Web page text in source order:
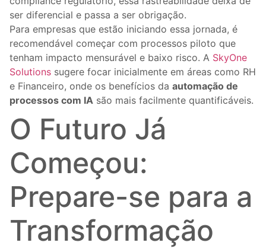
ser diferencial e passa a ser obrigação.
Para empresas que estão iniciando essa jornada, é
recomendável começar com processos piloto que
tenham impacto mensurável e baixo risco. A SkyOne
Solutions sugere focar inicialmente em áreas como RH
e Financeiro, onde os benefícios da automação de
processos com IA são mais facilmente quantificáveis.
O Futuro Já
Começou:
Prepare-se para a
Transformação